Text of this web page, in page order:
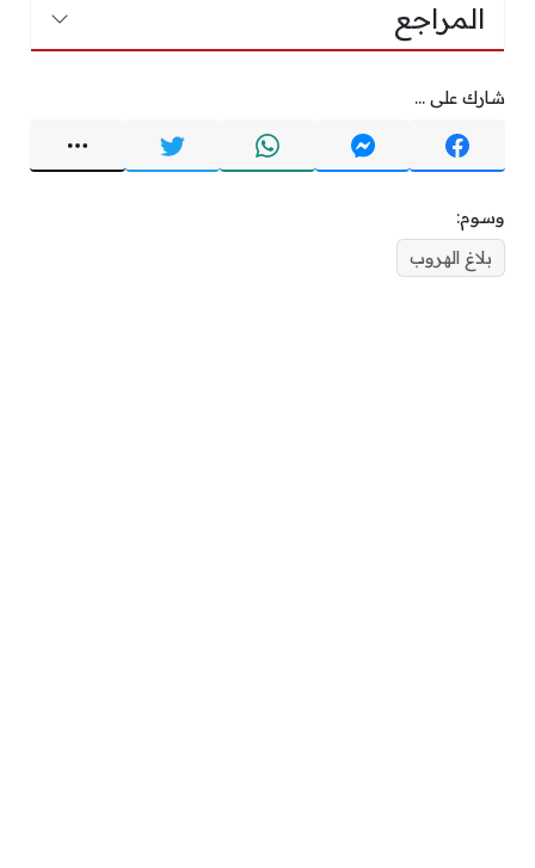
المراجع
شارك على ...
وسوم:
بلاغ الهروب